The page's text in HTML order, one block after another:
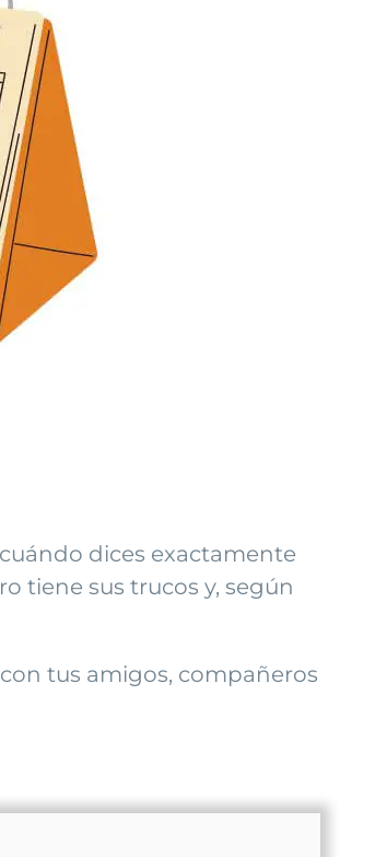
dices exactamente
tiene sus trucos y, según
tus amigos, compañeros